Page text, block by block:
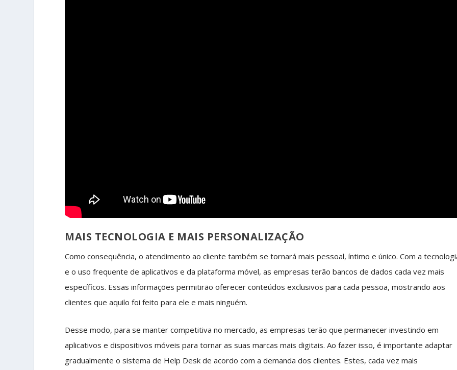
MAIS TECNOLOGIA E MAIS PERSONALIZAÇÃO
Como consequência, o atendimento ao cliente também se tornará mais pessoal, íntimo e único. Com a
e o uso frequente de aplicativos e da plataforma móvel, as empresas terão bancos de dados cada vez mais
específicos. Essas informações permitirão oferecer conteúdos exclusivos para cada pessoa, mostrando aos
clientes que aquilo foi feito para ele e mais ninguém.
Desse modo, para se manter competitiva no mercado, as empresas terão que permanecer investindo em
aplicativos e dispositivos móveis para tornar as suas marcas mais digitais. Ao fazer isso, é importante adaptar
gradualmente o sistema de Help Desk de acordo com a demanda dos clientes. Estes, cada vez mais